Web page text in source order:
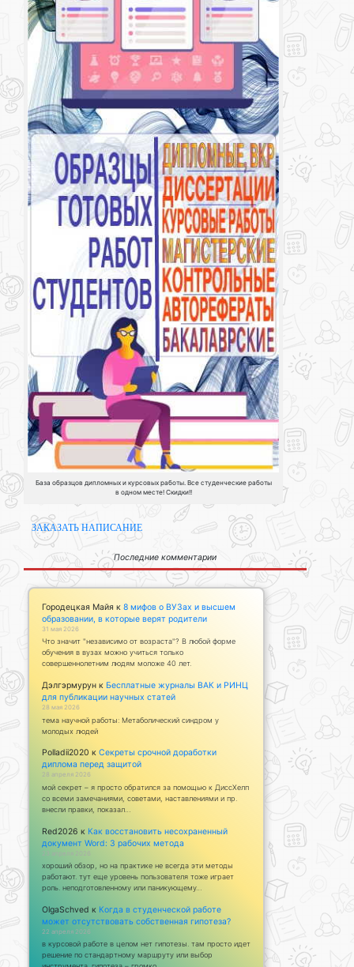
База образцов дипломных и курсовых работы. Все студенческие работы
в одном месте! Скидки!!
ЗАКАЗАТЬ НАПИСАНИЕ
Последние комментарии
Городецкая Майя к 8 мифов о ВУЗах и высшем
образовании, в которые верят родители
31 мая 2026
Что значит "независимо от возраста"? В любой форме
обучения в вузах можно учиться только
совершеннолетним людям моложе 40 лет.
Дэлгэрмурун к Бесплатные журналы ВАК и РИНЦ
для публикации научных статей
28 мая 2026
тема научной работы: Метаболический синдром у
молодых людей
Polladii2020 к Секреты срочной доработки
диплома перед защитой
28 апреля 2026
мой секрет – я просто обратился за помощью к ДиссХелп
со всеми замечаниями, советами, наставлениями и пр.
внесли правки, показал…
Red2026 к Как восстановить несохраненный
документ Word: 3 рабочих метода
23 апреля 2026
хороший обзор, но на практике не всегда эти методы
работают. тут еще уровень пользователя тоже играет
роль. неподготовленному или паникующему…
OlgaSchved к Когда в студенческой работе
может отсутствовать собственная гипотеза?
22 апреля 2026
в курсовой работе в целом нет гипотезы. там просто идет
решение по стандартному маршруту или выбор